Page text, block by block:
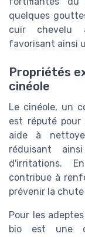
quelques
cuir chevelu
favorisant ainsi
Propriétés
cinéole
Le cinéole, un
est réputé
aide à
réduisant
d'irritations.
contribue à
prévenir la
Pour les
bio est une